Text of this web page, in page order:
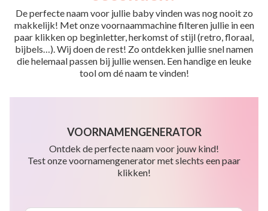
De perfecte naam voor jullie baby vinden was nog nooit zo
makkelijk! Met onze voornaammachine filteren jullie in een
paar klikken op beginletter, herkomst of stijl (retro, floraal,
bijbels…). Wij doen de rest! Zo ontdekken jullie snel namen
die helemaal passen bij jullie wensen. Een handige en leuke
tool om dé naam te vinden!
VOORNAMENGENERATOR
Ontdek de perfecte naam voor jouw kind!
Test onze voornamengenerator met slechts een paar
klikken!